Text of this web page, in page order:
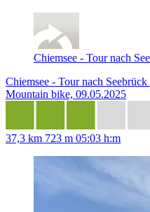
Chiemsee - Tour nach
Chiemsee - Tour nach
Mountain bike, 09.05.2025
37,3 km 723 m 05:03 h:m